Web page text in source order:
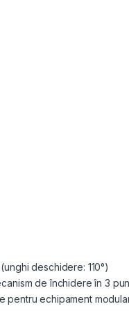
deschidere: 110°)
de închidere în 3
pentru echipament